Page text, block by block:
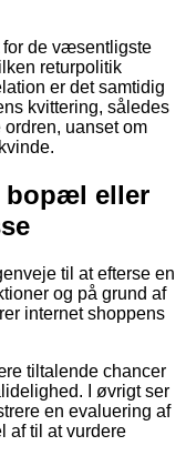
for de væsentligste
returpolitik
er det samtidig
kvittering, således
uanset om
bopæl eller
til at efterse en
og på grund af
internet shoppens
tiltalende chancer
I øvrigt ser
en evaluering af
af til at vurdere